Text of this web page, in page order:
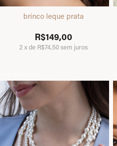
brinco leque prata
R$149,00
2 xde R$74,50sem juros